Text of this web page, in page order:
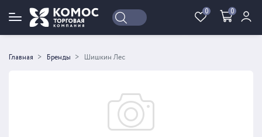
0 0
Войти Регистрация
Главная Бренды Шишкин Лес